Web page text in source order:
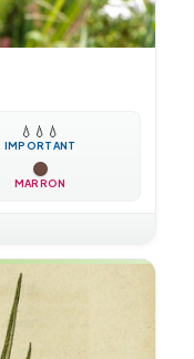
💧 💧 💧
IMPORTANT
MARRON